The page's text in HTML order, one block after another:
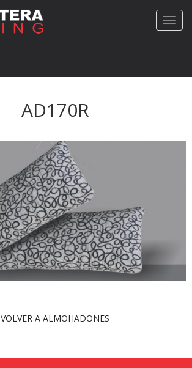
AD170R
VOLVER A ALMOHADONES